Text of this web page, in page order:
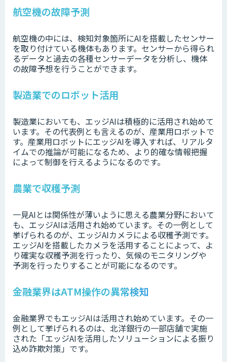
航空機の故障予測
航空機の中には、検知対象箇所にAIを搭載したセンサー
を取り付けている機体もあります。センサーから得られ
るデータと過去の各種センサーデータを分析し、機体
の故障予想を行うことができます。
製造業でのロボット活用
製造業においても、エッジAIは積極的に活用され始めて
います。その代表例とも言えるのが、産業用ロボットで
す。産業用ロボットにエッジAIを導入すれば、リアルタ
イムでの推論が可能になるため、より的確な情報把握
によって制御を行えるようになるのです。
農業で収穫予測
一見AIとは関係性が薄いように思える農業分野において
も、エッジAIは活用され始めています。その一例として
挙げられるのが、エッジAIカメラによる収穫予測です。
エッジAIを搭載したカメラを活用することによって、よ
り確実な収穫予測を行ったり、気候のモニタリングや
予測を行ったりすることが可能になるのです。
金融業界はATM操作の異常検知
金融業界でもエッジAIは活用され始めています。その一
例として挙げられるのは、北洋銀行の一部店舗で実施
された「エッジAIを活用したソリューションによる振り
込め詐欺対策」です。